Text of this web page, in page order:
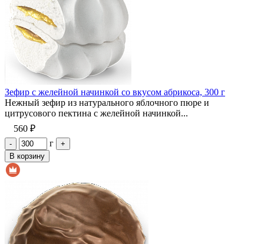
Зефир с желейной начинкой со вкусом абрикоса, 300 г
Нежный зефир из натурального яблочного пюре и
цитрусового пектина с желейной начинкой...
560 ₽
- г
+
В корзину